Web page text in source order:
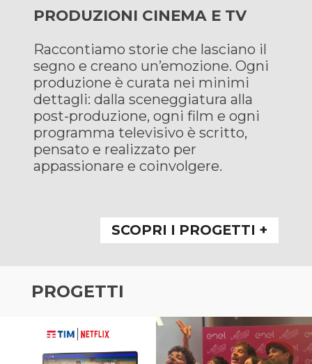
PRODUZIONI CINEMA E TV
Raccontiamo storie che lasciano il
segno e creano un’emozione. Ogni
produzione è curata nei minimi
dettagli: dalla sceneggiatura alla
post-produzione, ogni film e ogni
programma televisivo è scritto,
pensato e realizzato per
appassionare e coinvolgere.
SCOPRI I PROGETTI +
PROGETTI